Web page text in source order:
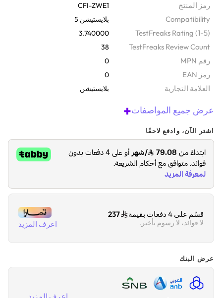
السماعات صوتًا نقيًا وزمن وصول منخفضًا، مما يجعلها مثالية للألعاب.
لك اللعب في المنزل أو اصطحابها معك أينما كنت.
رمز المنتج CFI-ZWE1
Compatibility بلايستيشن 5
TestFreaks Rating (1-5)
3.740000
TestFreaks Review Count
38
رقم MPN 0
رمز EAN 0
‫العلامة التجارية بلايستيشن
عرض جميع المواصفات+
اشتر الآن، وادفع لاحقًا
قسّم على 4 دفعات بقيمة 237
لا فوائد، لا رسوم تأخير. اعرف المزيد
عرض البنك